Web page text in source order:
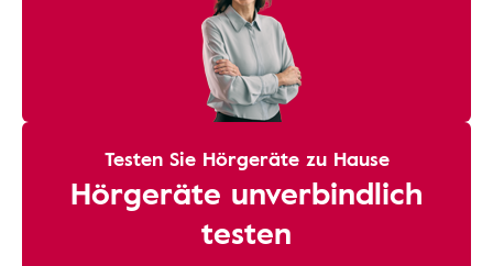
Testen Sie Hörgeräte zu Hause
Hörgeräte unverbindlich
testen